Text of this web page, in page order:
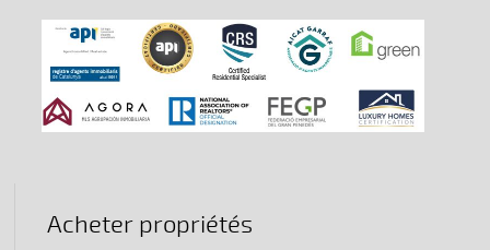
Acheter propriétés